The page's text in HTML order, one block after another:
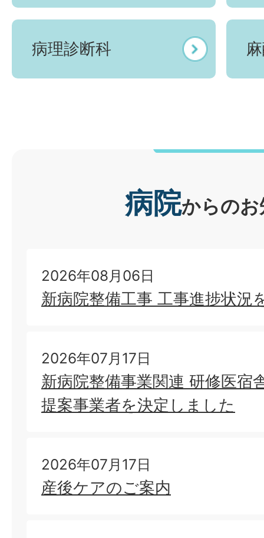
病理診断科
病院からの
2026年08月06日
新病院整備工事 工事進捗状況
2026年07月17日
新病院整備事業関連 研修医宿
提案事業者を決定しました
2026年07月17日
産後ケアのご案内